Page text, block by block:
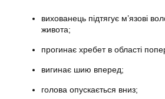
вихованець підтягує м’язові
живота;
прогинає хребет в області
вигинає шию вперед;
голова опускається вниз;